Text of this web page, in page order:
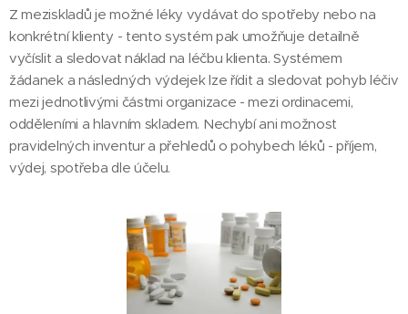
Z meziskladů je možné léky vydávat do spotřeby nebo na
konkrétní klienty - tento systém pak umožňuje detailně
vyčíslit a sledovat náklad na léčbu klienta. Systémem
žádanek a následných výdejek lze řídit a sledovat pohyb léčiv
mezi jednotlivými částmi organizace - mezi ordinacemi,
odděleními a hlavním skladem. Nechybí ani možnost
pravidelných inventur a přehledů o pohybech léků - příjem,
výdej, spotřeba dle účelu.